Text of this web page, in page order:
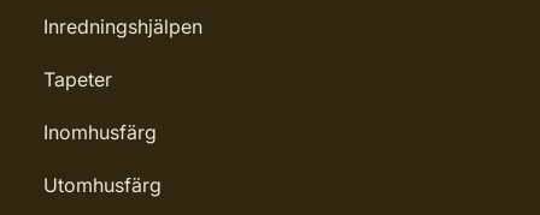
Inredningshjälpen
Tapeter
Inomhusfärg
Utomhusfärg